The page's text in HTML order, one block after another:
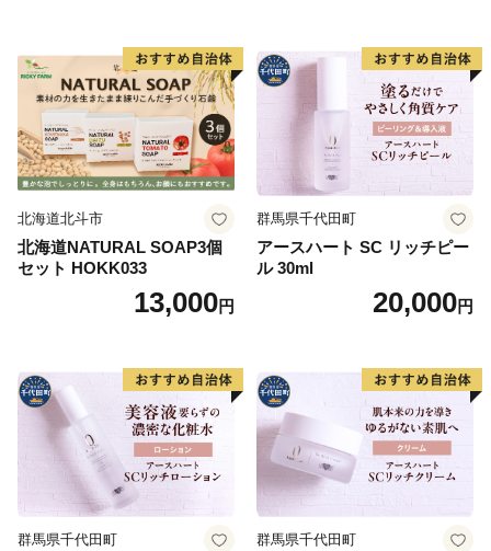
北海道北斗市
北海道NATURAL SOAP3個
セット HOKK033
13,000円
群馬県千代田町
アースハート SC リッチピー
ル 30ml
20,000円
群馬県千代田町 群馬県千代田町